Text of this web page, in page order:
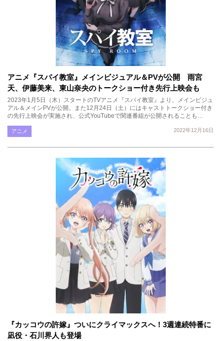
アニメ『スパイ教室』メインビジュアル＆PVが公開 雨宮
天、伊藤美来、東山奈央のトークショー付き先行上映会も
2023年1月5日（木）スタートのTVアニメ『スパイ教室』より、メインビジュ
アル＆メインPVが公開。また12月24日（土）にはキャストトークショー付き
の先行上映会が実施され、公式YouTubeで関連番組が公開されることも…
2022年12月16日
アニメ
『カッコウの許嫁』ついにクライマックスへ！3週連続特番に
凪役・石川界人も登場